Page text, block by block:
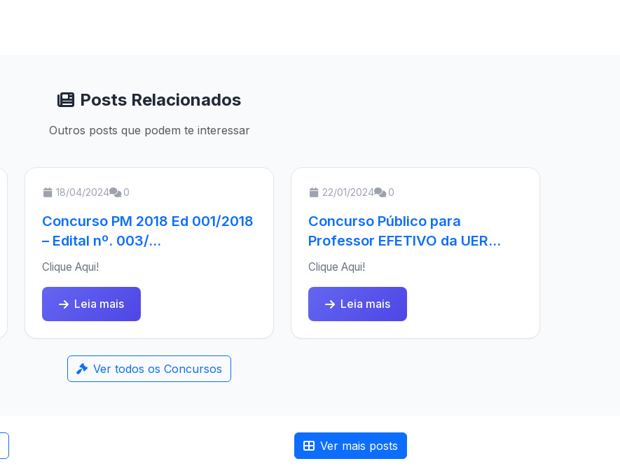
Posts Relacionados
Outros posts que podem te interessar
18/04/2024 0
Concurso PM 2018 Ed 001/2018
– Edital nº. 003/...
Clique Aqui!
Leia mais
22/01/2024 0
Concurso Público para
Professor EFETIVO da UER...
Clique Aqui!
Leia mais
Ver todos os Concursos
Ver mais posts